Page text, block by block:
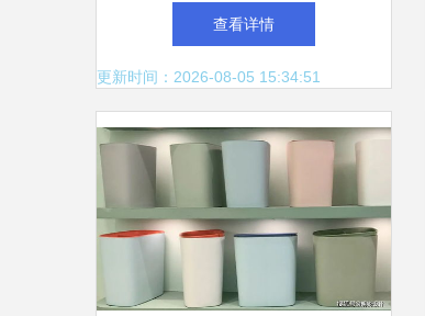
特家居日用品，赠品促销优选
查看详情
更新时间：2026-08-05 15:34:51